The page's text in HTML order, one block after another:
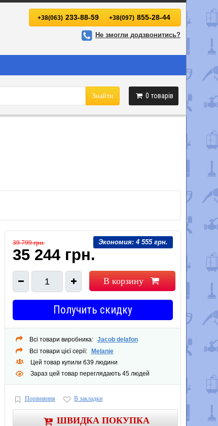
+38(063) 233-88-59 +38(097) 855-28-44
Не змогли додзвонитись?
0 товарів
Знайти
Экономия: 4 555 грн.
39 799 грн.
35 244 грн.
1 В корзину
Получить скидку
Всі товари виробника: Jacob delafon
Всі товари цієї серії:
Melanie
Цей товар купили 639 людини
Зараз цей товар переглядають 45 людей
Порівняння В закладки
ШВИДКА ПОКУПКА